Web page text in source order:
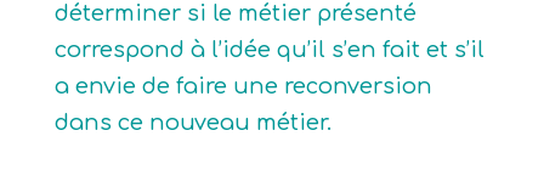
déterminer si le métier présenté
correspond à l’idée qu’il s’en fait et s’il
a envie de faire une reconversion
dans ce nouveau métier.